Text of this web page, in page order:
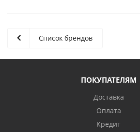
Список брендов
ПОКУПАТЕЛЯМ
Доставка
Оплата
Кредит